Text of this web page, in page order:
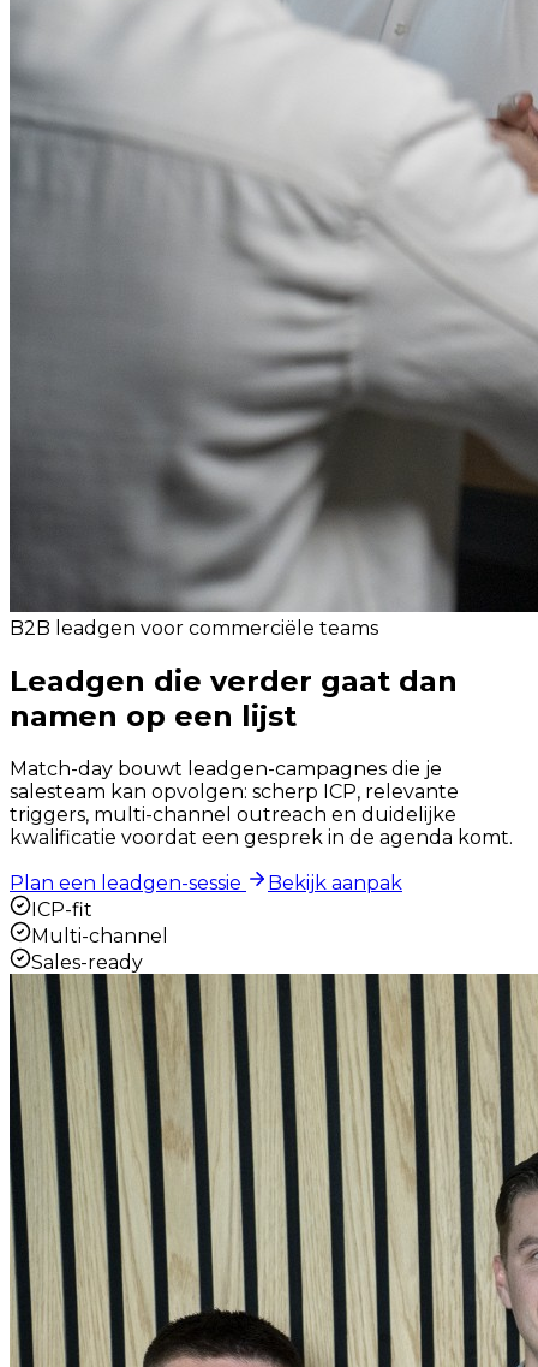
B2B leadgen voor commerciële teams
Leadgen die verder gaat dan
namen op een lijst
Match-day bouwt leadgen-campagnes die je
salesteam kan opvolgen: scherp ICP, relevante
triggers, multi-channel outreach en duidelijke
kwalificatie voordat een gesprek in de agenda komt.
Plan een leadgen-sessie
Bekijk aanpak
ICP-fit
Multi-channel
Sales-ready